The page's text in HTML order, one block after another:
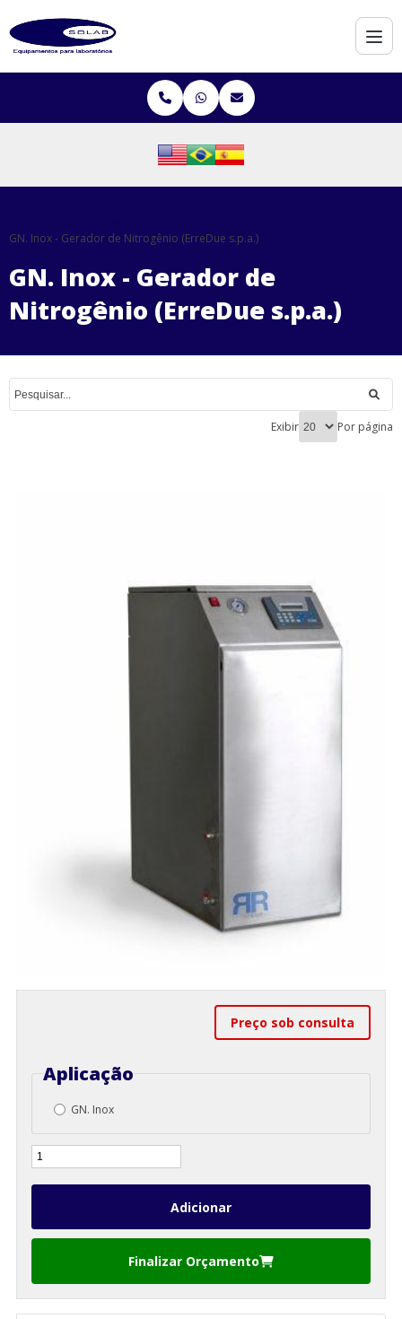
GN. Inox - Gerador de Nitrogênio (ErreDue s.p.a.)
GN. Inox - Gerador de
Nitrogênio (ErreDue s.p.a.)
Exibir Por página
Preço sob consulta
Aplicação
GN. Inox
Finalizar Orçamento